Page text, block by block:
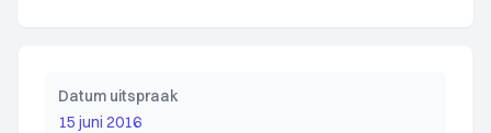
Datum uitspraak
15 juni 2016